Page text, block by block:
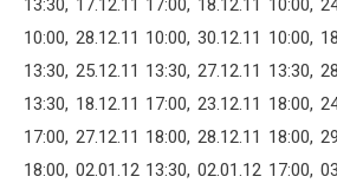
13:30, 17.12.11 17:00, 18.12.11 10:00,
10:00, 28.12.11 10:00, 30.12.11 10:00,
13:30, 25.12.11 13:30, 27.12.11 13:30,
13:30, 18.12.11 17:00, 23.12.11 18:00,
17:00, 27.12.11 18:00, 28.12.11 18:00,
18:00, 02.01.12 13:30, 02.01.12 17:00,